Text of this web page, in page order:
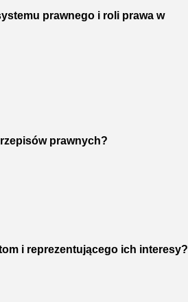
prawnego i roli prawa w
prawnych?
i reprezentującego ich interesy?